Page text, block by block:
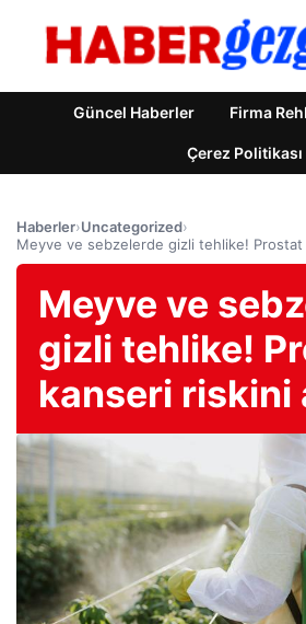
Güncel Haberler Firma
Çerez Politikası
Haberler›Uncategorized›
Meyve ve sebzelerde gizli tehlike! Prostat
Meyve ve
gizli tehlike!
kanseri riskini